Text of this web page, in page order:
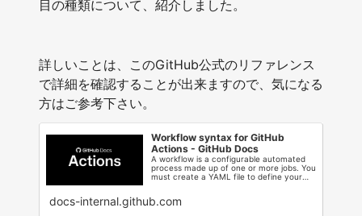
目の種類について、紹介しました。
詳しいことは、このGitHub公式のリファレンス
で詳細を確認することが出来ますので、気になる
方はご参考下さい。
Workflow syntax for GitHub
Actions - GitHub Docs
A workflow is a configurable automated
process made up of one or more jobs. You
must create a YAML file to define your
docs-internal.github.com